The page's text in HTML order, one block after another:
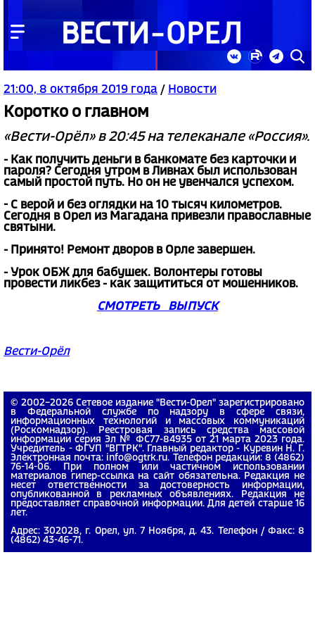
21:00, 8 октября 2019 года / Новости
Коротко о главном
«Вести-Орёл» в 20:45 на телеканале «Россия».
- Как получить деньги в банкомате без карточки и
пароля? Сегодня утром в Ливнах был использован
самый простой путь. Но он не увенчался успехом.
- С верой и без оглядки на 10 тысяч километров.
Сегодня в Орел из Магадана привезли православные
святыни.
- Принято! Ремонт дворов в Орле завершен.
- Урок ОБЖ для бабушек. Волонтеры готовы
провести ликбез - как защититься от мошенников.
СМОТРЕТЬ ВЫПУСК
Вести-Орёл
© 2002−2026 Сетевое издание "Вести-Орел" зарегистрировано
в Федеральной службе по надзору в сфере связи,
информационных технологий и массовых коммуникаций
(Роскомнадзор). Реестровая запись средства массовой
информации серия Эл № ФС77-84935 от 21 марта 2023 года.
Учредитель - ФГУП "ВГТРК". Главный редактор - Куревин Н. Г.
Электронная почта: info@ogtrk.ru. Телефон редакции: 8 (4862)
76-14-06. При полном или частичном использовании
материалов гипер-ссылка на сайт обязательна. Редакция не
несет ответственности за достоверность информации,
опубликованной в рекламных объявлениях. Редакция не
предоставляет справочной информации. Для детей старше 16
лет.
Адрес: 302028, г. Орел, ул. 7 Ноября, д. 43. Телефон / Факс: 8
(4862) 43-46-71.